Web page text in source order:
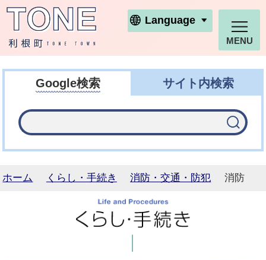
利根町ホームページ
Language
MENU
Google検索 サイト内検索
ホーム くらし・手続き 消防・交通・防犯 消防